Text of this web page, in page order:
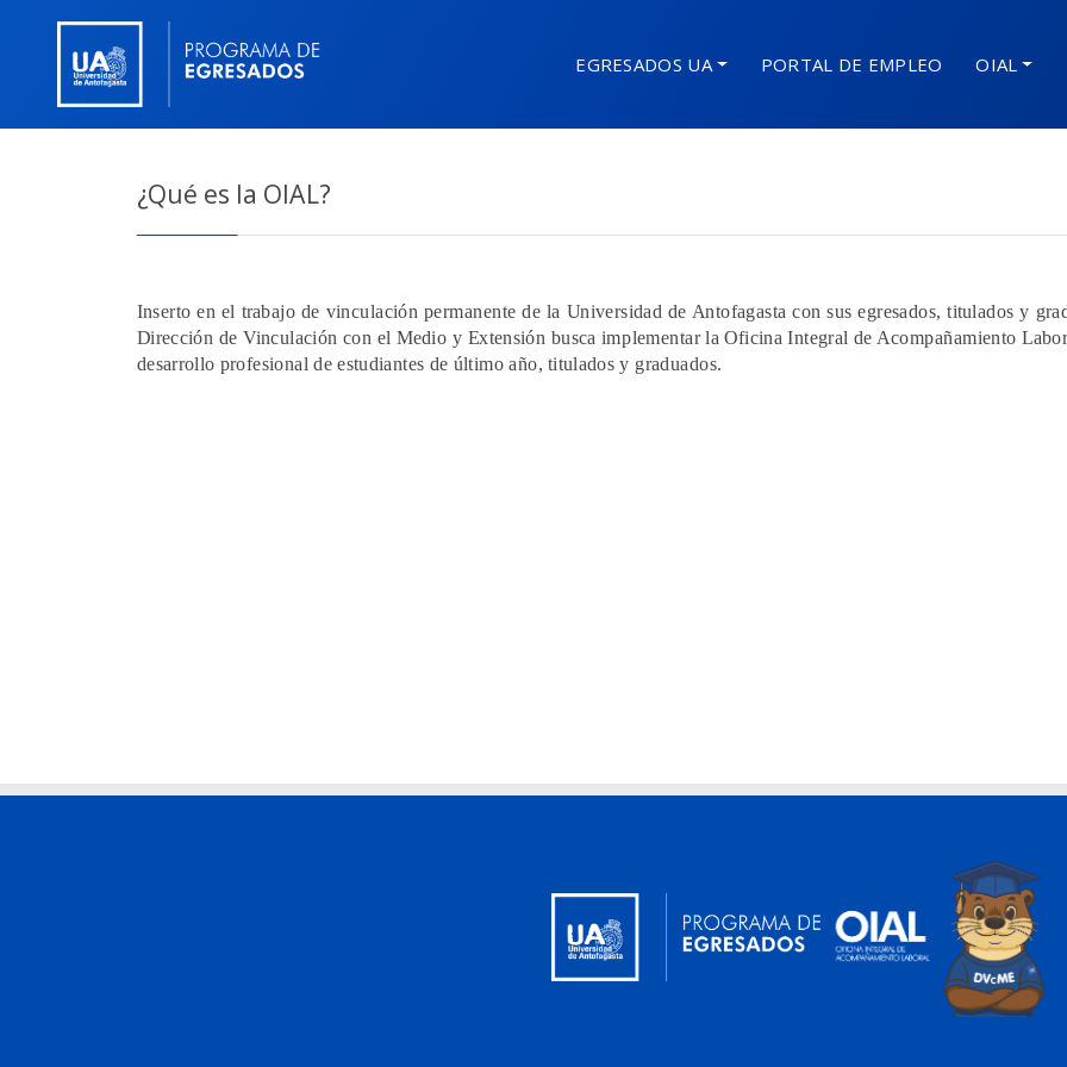
EGRESADOS UA PORTAL DE EMPLEO OIAL
¿Qué es la OIAL?
Inserto en el trabajo de vinculación permanente de la Universidad de Antofagasta con sus egresados, titulados y
Dirección de Vinculación con el Medio y Extensión busca implementar la Oficina Integral de Acompañamiento
desarrollo profesional de estudiantes de último año, titulados y graduados.